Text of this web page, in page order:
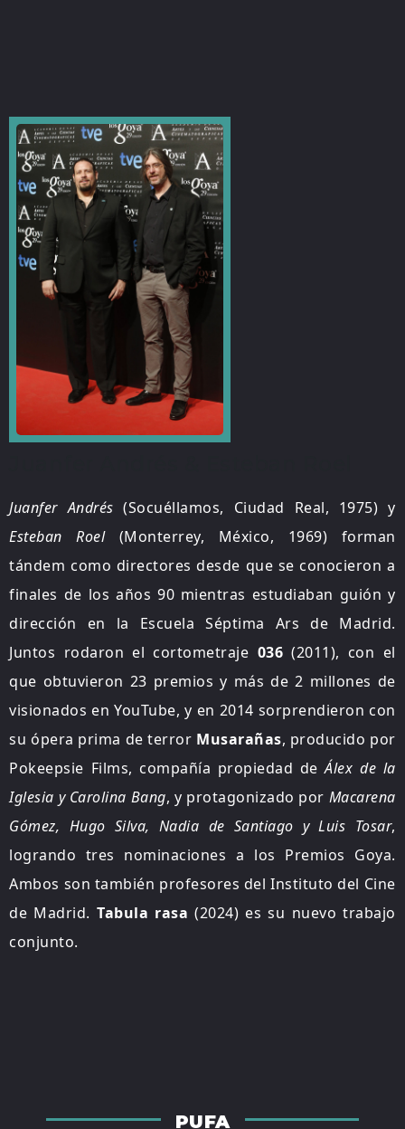
Juanfer Andrés (Socuéllamos, Ciudad Real, 1975) y
Esteban Roel(Monterrey, México, 1969) forman
tándem como directores desde que se conocieron a
finales de los años 90 mientras estudiaban guión y
dirección en la Escuela Séptima Ars de Madrid.
Juntos rodaron el cortometraje 036 (2011), con el
que obtuvieron 23 premios y más de 2 millones de
visionados en YouTube, y en 2014 sorprendieron con
su ópera prima de terror Musarañas, producido por
Pokeepsie Films, compañía propiedad deÁlex de la
Iglesia y Carolina Bang, y protagonizado por Macarena
Gómez, Hugo Silva, Nadia de Santiago y Luis Tosar,
logrando tres nominaciones a los Premios Goya.
Ambos son también profesores del Instituto del Cine
de Madrid.Tabula rasa (2024) es su nuevo trabajo
conjunto.
PUFA